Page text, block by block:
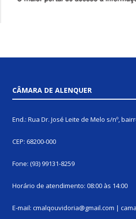
CÂMARA DE ALENQUER
End.: Rua Dr. José Leite de Melo s/nº,
CEP: 68200-000
Fone: (93) 99131-8259
Horário de atendimento: 08:00 às 14:00
E-mail: cmalqouvidoria@gmail.com |